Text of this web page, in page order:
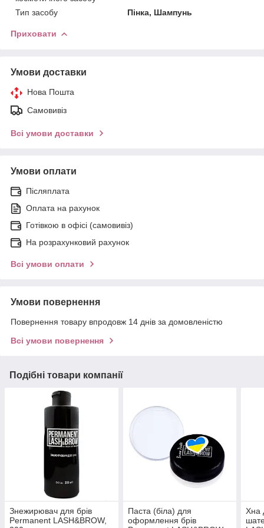
Тип засобу Пінка, Шампунь
Приховати
Умови доставки
Нова Пошта
Самовивіз
Всі умови доставки
Умови оплати
Післяплата
Оплата на рахунок
Готівкою в офісі (самовивіз)
На розрахунковий рахунок
Всі умови оплати
Умови повернення
Повернення товару впродовж 14 днів за домовленістю
Всі умови повернення
Подібні товари компанії
Знежирювач для брів
Permanent LASH&BROW,
Паста (біла) для
оформлення брів
Хна